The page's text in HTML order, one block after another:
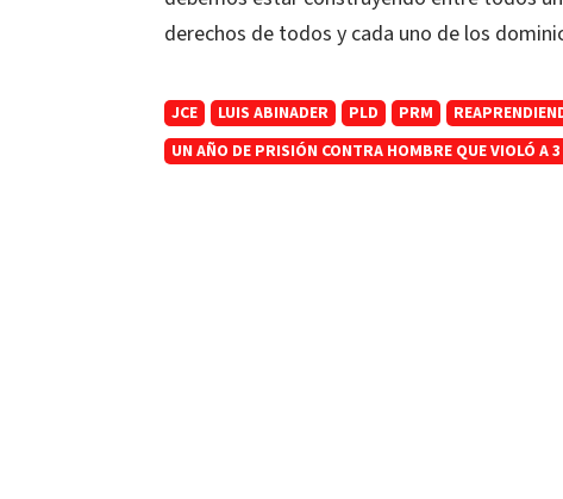
derechos de todos y cada uno de los
JCE LUIS ABINADER PLD PRM
UN AÑO DE PRISIÓN CONTRA HOMBRE QUE VIOLÓ A